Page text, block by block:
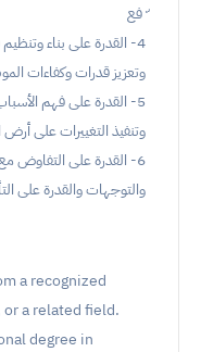
ّ فع
4- القدرة على بناء
وتعزيز قدرات وكفاءات
5- القدرة على فهم
وتنفيذ التغييرات على أرض
6- القدرة على التفاوض مع
والتوجهات والقدرة على
a recognized
a related field.
degree in